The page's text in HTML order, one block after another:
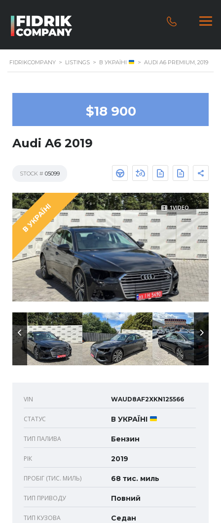
FIDRIKCOMPANY > LISTINGS > В УКРАЇНІ > AUDI A6 PREMIUM, 2019
$18 900
Audi A6 2019
STOCK # 05099
1VIDEO
В УКРАЇНІ
VIN WAUD8AF2XKN125566
СТАТУС В УКРАЇНІ
ТИП ПАЛИВА Бензин
РІК 2019
ПРОБІГ (ТИС. МИЛЬ) 68 тис. миль
ТИП ПРИВОДУ Повний
ТИП КУЗОВА Седан